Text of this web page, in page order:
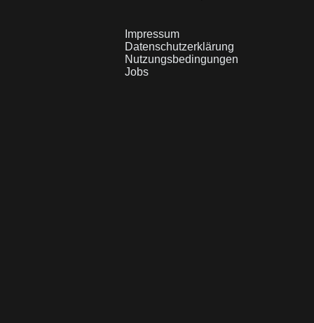
Impressum
Datenschutzerklärung
Nutzungsbedingungen
Jobs